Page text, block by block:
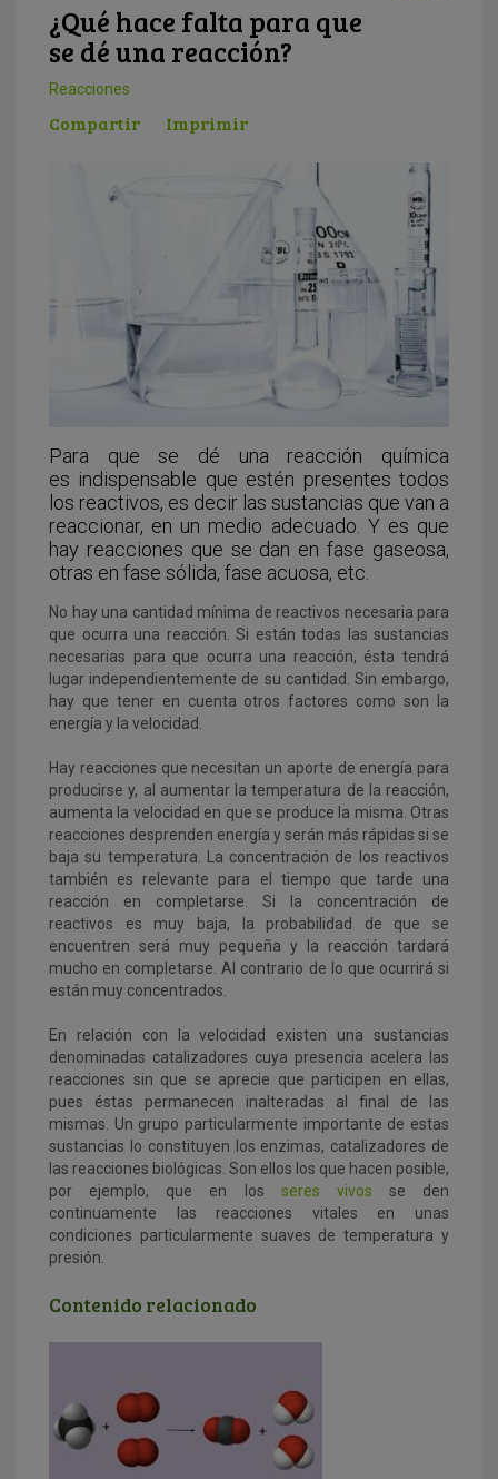
¿Qué hace falta para que
se dé una reacción?
Reacciones
Compartir Imprimir
Para que se dé una reacción química
es indispensable que estén presentes todos
los reactivos, es decir las sustancias que van a
reaccionar, en un medio adecuado. Y es que
hay reacciones que se dan en fase gaseosa,
otras en fase sólida, fase acuosa, etc.
No hay una cantidad mínima de reactivos necesaria para
que ocurra una reacción. Si están todas las sustancias
necesarias para que ocurra una reacción, ésta tendrá
lugar independientemente de su cantidad. Sin embargo,
hay que tener en cuenta otros factores como son la
energía y la velocidad.
Hay reacciones que necesitan un aporte de energía para
producirse y, al aumentar la temperatura de la reacción,
aumenta la velocidad en que se produce la misma. Otras
reacciones desprenden energía y serán más rápidas si se
baja su temperatura. La concentración de los reactivos
también es relevante para el tiempo que tarde una
reacción en completarse. Si la concentración de
reactivos es muy baja, la probabilidad de que se
encuentren será muy pequeña y la reacción tardará
mucho en completarse. Al contrario de lo que ocurrirá si
están muy concentrados.
En relación con la velocidad existen una sustancias
denominadas catalizadores cuya presencia acelera las
reacciones sin que se aprecie que participen en ellas,
pues éstas permanecen inalteradas al final de las
mismas. Un grupo particularmente importante de estas
sustancias lo constituyen los enzimas, catalizadores de
las reacciones biológicas. Son ellos los que hacen posible,
por ejemplo, que en los seres vivos se den
continuamente las reacciones vitales en unas
condiciones particularmente suaves de temperatura y
presión.
Contenido relacionado